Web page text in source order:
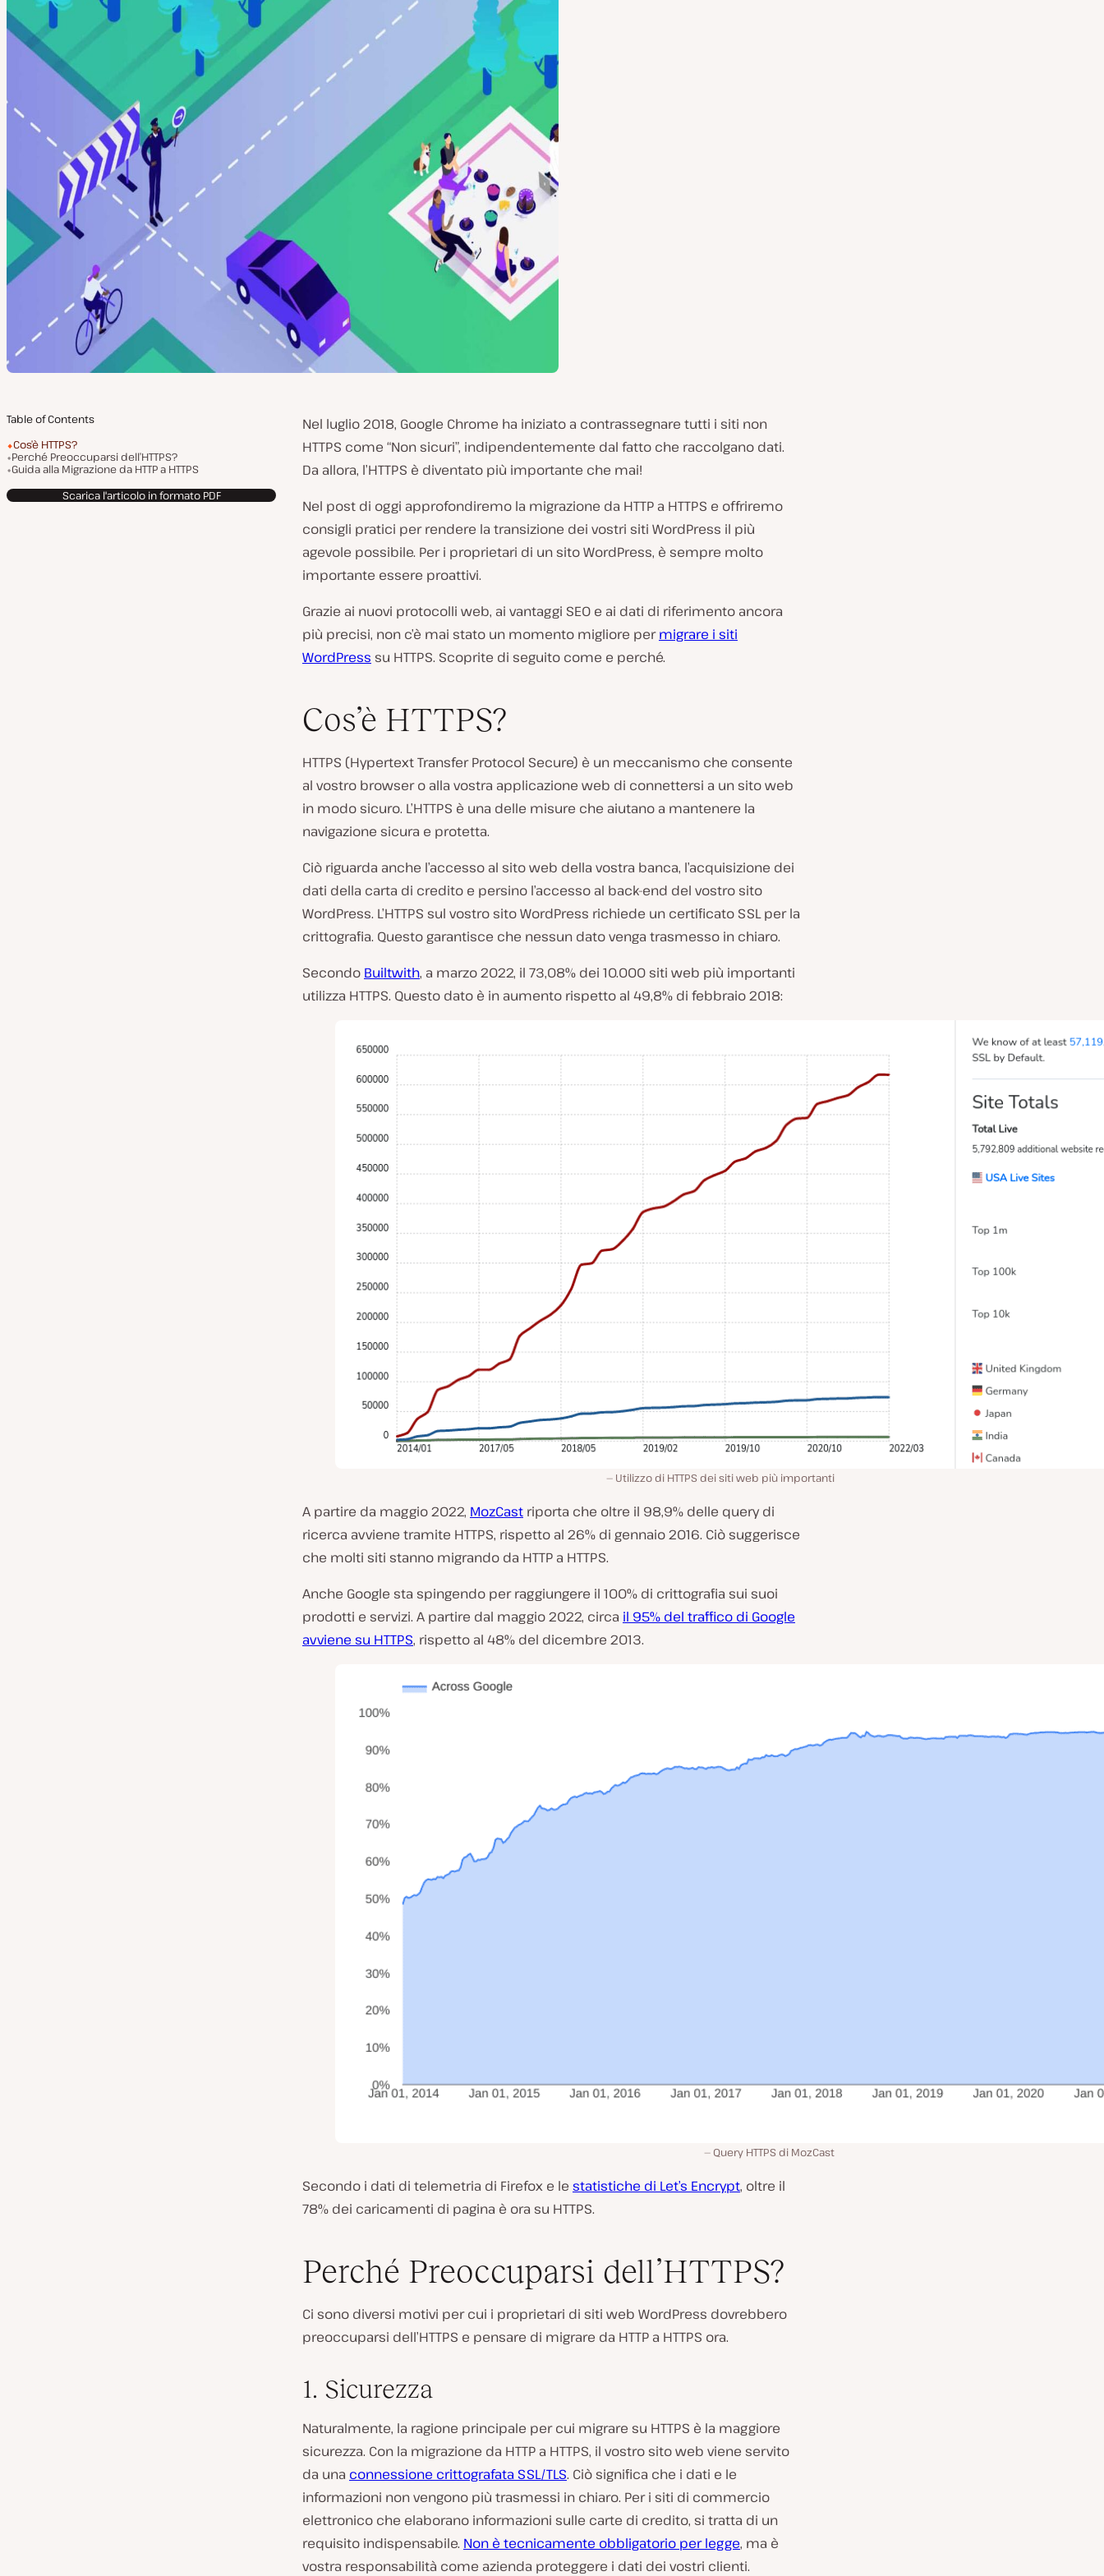
Table of Contents
Cos’è HTTPS?
Perché Preoccuparsi dell’HTTPS?
Guida alla Migrazione da HTTP a HTTPS
Scarica l'articolo in formato PDF
Nel luglio 2018, Google Chrome ha iniziato a contrassegnare tutti i siti non
HTTPS come “Non sicuri”, indipendentemente dal fatto che raccolgano dati.
Da allora, l’HTTPS è diventato più importante che mai!
Nel post di oggi approfondiremo la migrazione da HTTP a HTTPS e offriremo
consigli pratici per rendere la transizione dei vostri siti WordPress il più
agevole possibile. Per i proprietari di un sito WordPress, è sempre molto
importante essere proattivi.
Grazie ai nuovi protocolli web, ai vantaggi SEO e ai dati di riferimento ancora
più precisi, non c’è mai stato un momento migliore permigrare i siti
WordPress su HTTPS. Scoprite di seguito come e perché.
Cos’è HTTPS?
HTTPS (Hypertext Transfer Protocol Secure) è un meccanismo che consente
al vostro browser o alla vostra applicazione web di connettersi a un sito web
in modo sicuro. L’HTTPS è una delle misure che aiutano a mantenere la
navigazione sicura e protetta.
Ciò riguarda anche l’accesso al sito web della vostra banca, l’acquisizione dei
dati della carta di credito e persino l’accesso al back-end del vostro sito
WordPress. L’HTTPS sul vostro sito WordPress richiede un certificato SSL per la
crittografia. Questo garantisce che nessun dato venga trasmesso in chiaro.
Secondo Builtwith, a marzo 2022, il 73,08% dei 10.000 siti web più importanti
utilizza HTTPS. Questo dato è in aumento rispetto al 49,8% di febbraio 2018:
Utilizzo di HTTPS dei siti web più importanti
A partire da maggio 2022, MozCast riporta che oltre il 98,9% delle query di
ricerca avviene tramite HTTPS, rispetto al 26% di gennaio 2016. Ciò suggerisce
che molti siti stanno migrando da HTTP a HTTPS.
Anche Google sta spingendo per raggiungere il 100% di crittografia sui suoi
prodotti e servizi. A partire dal maggio 2022, circa il 95% del traffico di Google
avviene su HTTPS, rispetto al 48% del dicembre 2013.
Query HTTPS di MozCast
Secondo i dati di telemetria di Firefox e le statistiche di Let’s Encrypt, oltre il
78% dei caricamenti di pagina è ora su HTTPS.
Perché Preoccuparsi dell’HTTPS?
Ci sono diversi motivi per cui i proprietari di siti web WordPress dovrebbero
preoccuparsi dell’HTTPS e pensare di migrare da HTTP a HTTPS ora.
1. Sicurezza
Naturalmente, la ragione principale per cui migrare su HTTPS è la maggiore
sicurezza. Con la migrazione da HTTP a HTTPS, il vostro sito web viene servito
da una connessione crittografata SSL/TLS. Ciò significa che i dati e le
informazioni non vengono più trasmessi in chiaro. Per i siti di commercio
elettronico che elaborano informazioni sulle carte di credito, si tratta di un
requisito indispensabile. Non è tecnicamente obbligatorio per legge, ma è
vostra responsabilità come azienda proteggere i dati dei vostri clienti.